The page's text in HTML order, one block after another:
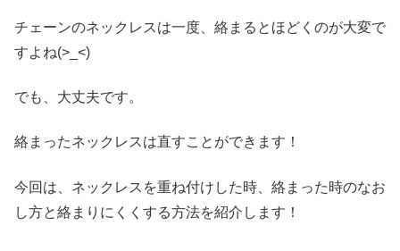
チェーンのネックレスは一度、絡まるとほどくのが大変で
すよね(>_<)
でも、大丈夫です。
絡まったネックレスは直すことができます！
今回は、ネックレスを重ね付けした時、絡まった時のなお
し方と絡まりにくくする方法を紹介します！